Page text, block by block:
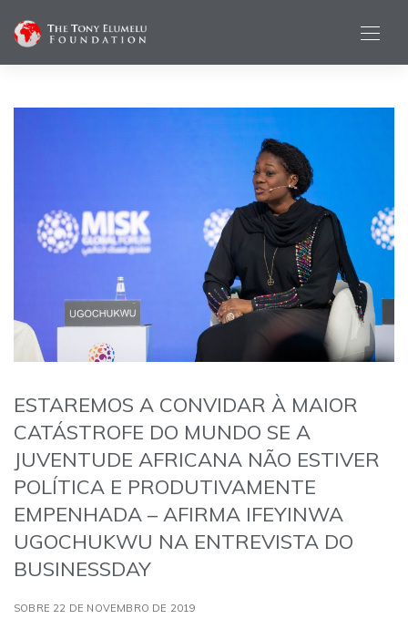
ESTAREMOS A CONVIDAR À MAIOR
CATÁSTROFE DO MUNDO SE A
JUVENTUDE AFRICANA NÃO ESTIVER
POLÍTICA E PRODUTIVAMENTE
EMPENHADA – AFIRMA IFEYINWA
UGOCHUKWU NA ENTREVISTA DO
BUSINESSDAY
SOBRE 22 DE NOVEMBRO DE 2019